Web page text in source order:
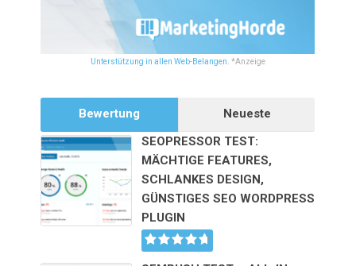
Unterstützung in allen Web-Belangen. *Anzeige
Bewertung
Neueste
SEOPRESSOR TEST:
MÄCHTIGE FEATURES,
SCHLANKES DESIGN,
GÜNSTIGES SEO WORDPRESS
PLUGIN